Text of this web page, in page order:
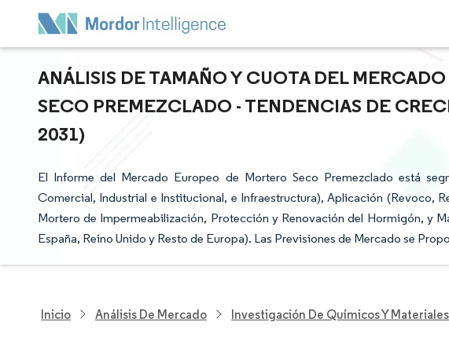
ANÁLISIS DE TAMAÑO Y CUOTA DEL
SECO PREMEZCLADO - TENDENCIAS DE
2031)
El Informe del Mercado Europeo de Mortero Seco Premezclado está
Comercial, Industrial e Institucional, e Infraestructura), Aplicación (Revoco,
Mortero de Impermeabilización, Protección y Renovación del Hormigón, y
España, Reino Unido y Resto de Europa). Las Previsiones de Mercado se
Inicio Análisis De Mercado Investigación De Químicos Y Materiales